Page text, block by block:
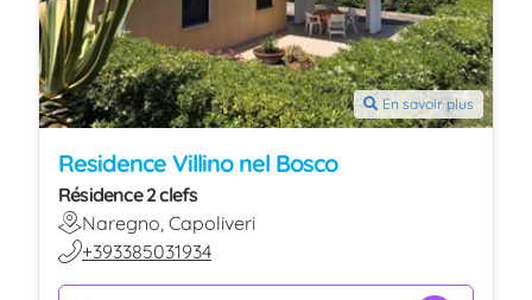
En savoir plus
Residence Villino nel Bosco
Résidence 2 clefs
Naregno, Capoliveri
+393385031934